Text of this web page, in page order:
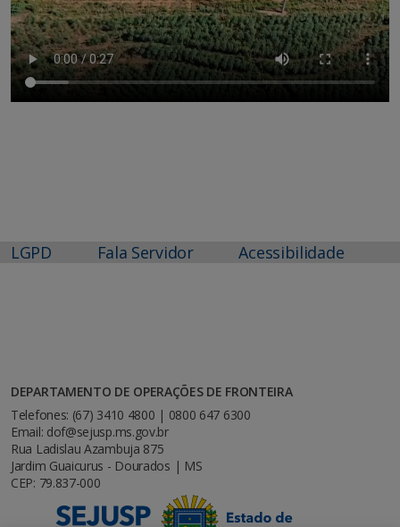
LGPD Fala Servidor Acessibilidade
DEPARTAMENTO DE OPERAÇÕES DE FRONTEIRA
Telefones: (67) 3410 4800 | 0800 647 6300
Email: dof@sejusp.ms.gov.br
Rua Ladislau Azambuja 875
Jardim Guaicurus - Dourados | MS
CEP: 79.837-000